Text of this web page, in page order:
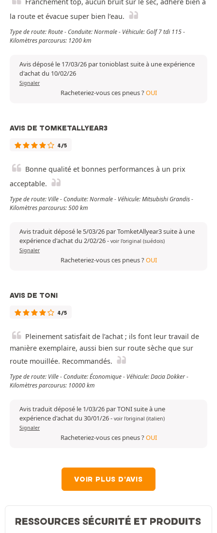
la route et évacue super bien l’eau.
Type de route: Route - Conduite: Normale - Véhicule: Golf 7 tdi 115 -
Kilomètres parcourus: 1200 km
Avis déposé le 17/03/26 par tonioblast suite à une expérience
d'achat du 10/02/26
Signaler
Racheteriez-vous ces pneus ?OUI
AVIS DE TOMKETALLYEAR3
4/5
Bonne qualité et bonnes performances à un prix
acceptable.
Type de route: Ville - Conduite: Normale - Véhicule: Mitsubishi Grandis -
Kilomètres parcourus: 500 km
Avis traduit déposé le 5/03/26 par TomketAllyear3 suite à une
expérience d'achat du 2/02/26- voir l'original (suédois)
Signaler
Racheteriez-vous ces pneus ?OUI
AVIS DE TONI
4/5
Pleinement satisfait de l’achat ; ils font leur travail de
manière exemplaire, aussi bien sur route sèche que sur
route mouillée. Recommandés.
Type de route: Ville - Conduite: Économique - Véhicule: Dacia Dokker -
Kilomètres parcourus: 10000 km
Avis traduit déposé le 1/03/26 par TONI suite à une
expérience d'achat du 30/01/26- voir l'original (italien)
Signaler
Racheteriez-vous ces pneus ?OUI
VOIR PLUS D'AVIS
RESSOURCES SÉCURITÉ ET PRODUITS